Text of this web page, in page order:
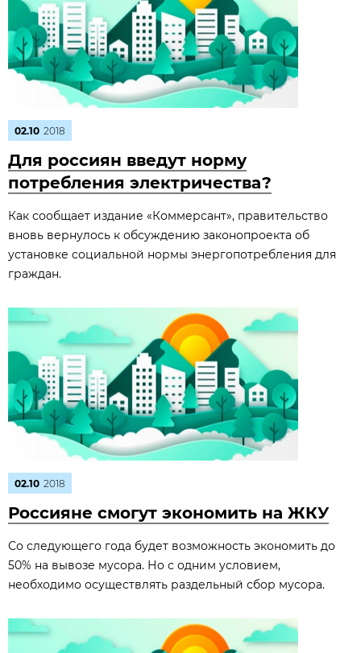
02.10 2018
Для россиян введут норму
потребления электричества?
Как сообщает издание «Коммерсант», правительство
вновь вернулось к обсуждению законопроекта об
установке социальной нормы энергопотребления для
граждан.
02.10 2018
Россияне смогут экономить на ЖКУ
Со следующего года будет возможность экономить до
50% на вывозе мусора. Но с одним условием,
необходимо осуществлять раздельный сбор мусора.